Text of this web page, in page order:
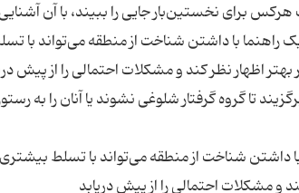
برای نخستین‌بار جایی را ببیند، با آن
راهنما با داشتن شناخت از منطقه می‌تواند با
اظهار نظر کند و مشکلات احتمالی را از پیش
داشتن شناخت از منطقه می‌تواند با تسلط